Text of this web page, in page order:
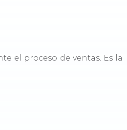
el proceso de ventas. Es la